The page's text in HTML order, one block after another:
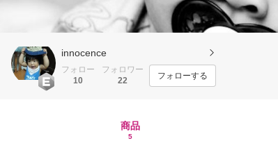
innocence
フォロー
10
フォロワー
22
フォローする
商品
5